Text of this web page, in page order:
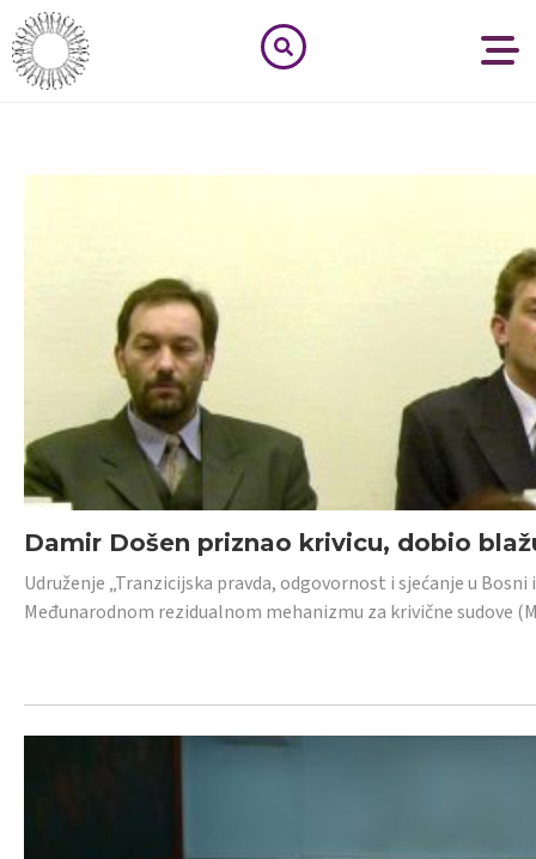
Damir Došen priznao krivicu, dobio
Udruženje „Tranzicijska pravda, odgovornost i sjećanje u
Međunarodnom rezidualnom mehanizmu za krivične sudove